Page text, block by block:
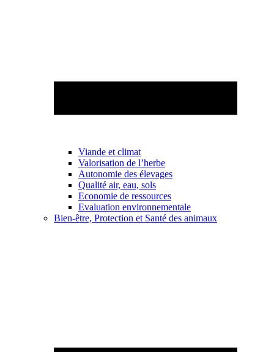
Viande et climat
Valorisation de l’herbe
Autonomie des élevages
Qualité air, eau, sols
Economie de ressources
Evaluation environnementale
Bien-être, Protection et Santé des animaux